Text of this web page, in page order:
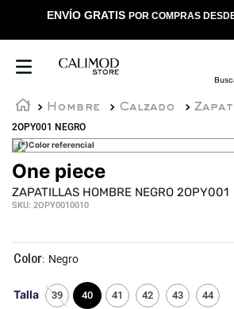
ENVÍO GRATIS POR COMPRAS
Hombre Calzado
2OPY001 NEGRO
(*)Color referencial
One piece
ZAPATILLAS HOMBRE NEGRO 2OPY001
SKU: 2OPY0010010
Talla 39 40 41 42 43 44
: Negro